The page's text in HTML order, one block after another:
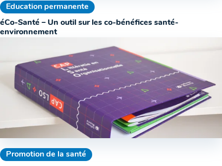
Education permanente
éCo-Santé – Un outil sur les co-bénéfices santé-
environnement
Promotion de la santé